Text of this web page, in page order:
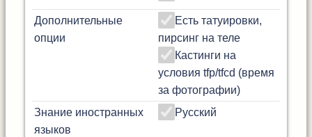
Дополнительные
опции
Есть татуировки,
пирсинг на теле
Кастинги на
условия tfp/tfcd (время
за фотографии)
Знание иностранных
языков
Русский